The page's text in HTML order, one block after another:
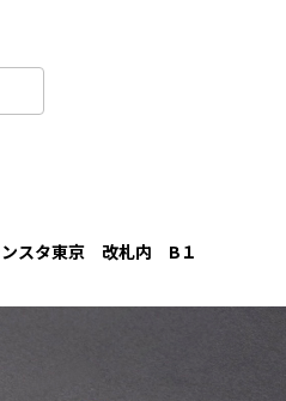
ンスタ東京 改札内 B１